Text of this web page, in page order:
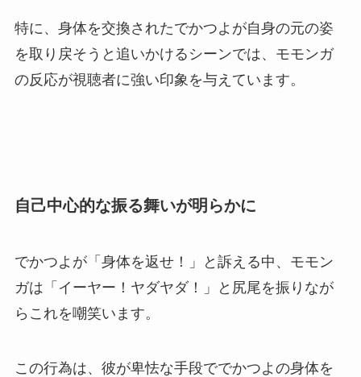
特に、身体を交換されたでかつよが自身の元の姿
を取り戻そうと追いかけるシーンでは、モモンガ
の反応が視聴者に強い印象を与えています。
自己中心的な振る舞いが明らかに
でかつよが「身体を返せ！」と訴える中、モモン
ガは「イーヤー！ヤダヤダ！」と尻尾を振りなが
らこれを嘲笑います。
この行為は、彼が卑怯な手段ででかつよの身体を